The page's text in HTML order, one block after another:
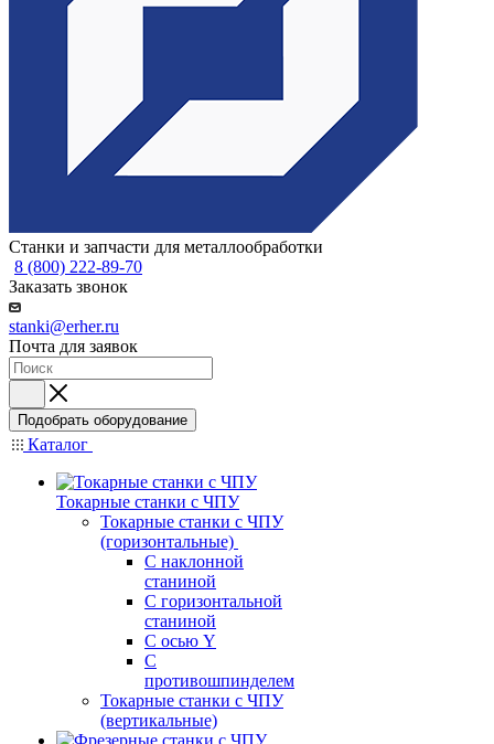
Станки и запчасти для металлообработки
8 (800) 222-89-70
Заказать звонок
stanki@erher.ru
Почта для заявок
Подобрать оборудование
Каталог
Токарные станки с ЧПУ
Токарные станки с ЧПУ
(горизонтальные)
С наклонной
станиной
С горизонтальной
станиной
С осью Y
С
противошпинделем
Токарные станки с ЧПУ
(вертикальные)